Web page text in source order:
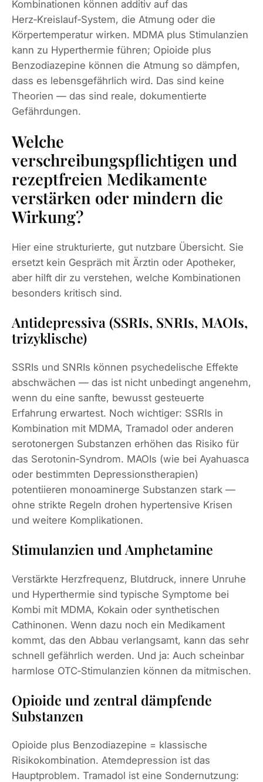
Kombinationen können additiv auf das
Herz‑Kreislauf‑System, die Atmung oder die
Körpertemperatur wirken. MDMA plus Stimulanzien
kann zu Hyperthermie führen; Opioide plus
Benzodiazepine können die Atmung so dämpfen,
dass es lebensgefährlich wird. Das sind keine
Theorien — das sind reale, dokumentierte
Gefährdungen.
Welche
verschreibungspflichtigen und
rezeptfreien Medikamente
verstärken oder mindern die
Wirkung?
Hier eine strukturierte, gut nutzbare Übersicht. Sie
ersetzt kein Gespräch mit Ärztin oder Apotheker,
aber hilft dir zu verstehen, welche Kombinationen
besonders kritisch sind.
Antidepressiva (SSRIs, SNRIs, MAOIs,
trizyklische)
SSRIs und SNRIs können psychedelische Effekte
abschwächen — das ist nicht unbedingt angenehm,
wenn du eine sanfte, bewusst gesteuerte
Erfahrung erwartest. Noch wichtiger: SSRIs in
Kombination mit MDMA, Tramadol oder anderen
serotonergen Substanzen erhöhen das Risiko für
das Serotonin‑Syndrom. MAOIs (wie bei Ayahuasca
oder bestimmten Depressionstherapien)
potentiieren monoaminerge Substanzen stark —
ohne strikte Regeln drohen hypertensive Krisen
und weitere Komplikationen.
Stimulanzien und Amphetamine
Verstärkte Herzfrequenz, Blutdruck, innere Unruhe
und Hyperthermie sind typische Symptome bei
Kombi mit MDMA, Kokain oder synthetischen
Cathinonen. Wenn dazu noch ein Medikament
kommt, das den Abbau verlangsamt, kann das sehr
schnell gefährlich werden. Und ja: Auch scheinbar
harmlose OTC‑Stimulanzien können da mitmischen.
Opioide und zentral dämpfende
Substanzen
Opioide plus Benzodiazepine = klassische
Risikokombination. Atemdepression ist das
Hauptproblem. Tramadol ist eine Sondernutzung: